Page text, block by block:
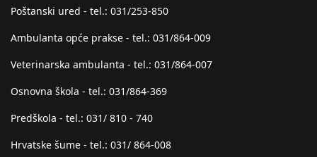
Poštanski ured - tel.: 031/253-850
Ambulanta opće prakse - tel.: 031/864-009
Veterinarska ambulanta - tel.: 031/864-007
Osnovna škola - tel.: 031/864-369
Predškola - tel.: 031/ 810 - 740
Hrvatske šume - tel.: 031/ 864-008